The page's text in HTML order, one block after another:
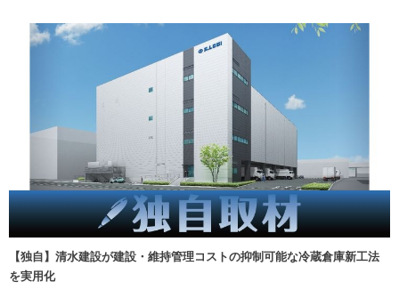
【独自】清水建設が建設・維持管理コストの抑制可能な冷蔵倉庫新工法
を実用化